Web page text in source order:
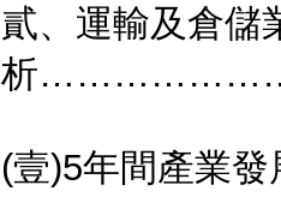
貳、運輸及倉儲
析
(壹)5年間產業